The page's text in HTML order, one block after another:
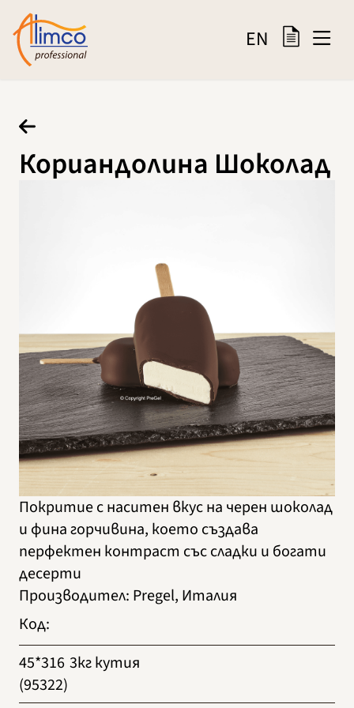
EN
Кориандолина Шоколад
Покритие с наситен вкус на черен шоколад
и фина горчивина, което създава
перфектен контраст със сладки и богати
десерти
Производител: Pregel, Италия
Код:
45*316
(95322)
3кг кутия